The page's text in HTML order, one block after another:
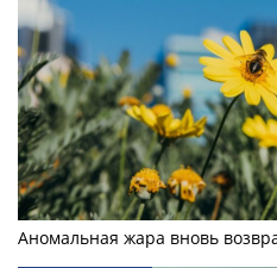
Аномальная жара вновь